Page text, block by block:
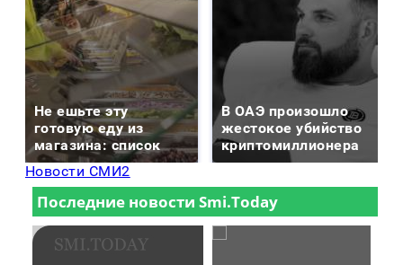
Не ешьте эту
готовую еду из
магазина: список
В ОАЭ произошло
жестокое убийство
криптомиллионера
Новости СМИ2